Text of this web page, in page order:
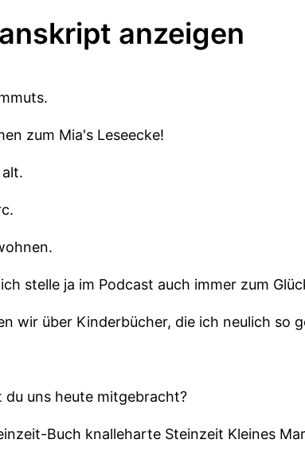
anzeigen
zum Mia's Leseecke!
stelle ja im Podcast auch immer zum
wir über Kinderbücher, die ich neulich so
du uns heute mitgebracht?
Buch knalleharte Steinzeit Kleines